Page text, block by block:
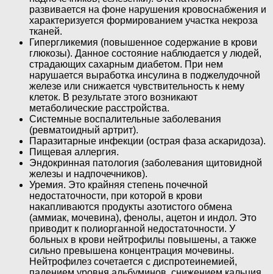
развивается на фоне нарушения кровоснабжения и
характеризуется формированием участка некроза
тканей.
Гипергликемия (повышенное содержание в крови
глюкозы). Данное состояние наблюдается у людей,
страдающих сахарным диабетом. При нем
нарушается выработка инсулина в поджелудочной
железе или снижается чувствительность к нему
клеток. В результате этого возникают
метаболические расстройства.
Системные воспалительные заболевания
(ревматоидный артрит).
Паразитарные инфекции (острая фаза аскаридоза).
Пищевая аллергия.
Эндокринная патология (заболевания щитовидной
железы и надпочечников).
Уремия. Это крайняя степень почечной
недостаточности, при которой в крови
накапливаются продукты азотистого обмена
(аммиак, мочевина), фенолы, ацетон и индол. Это
приводит к полиорганной недостаточности. У
больных в крови нейтрофилы повышены, а также
сильно превышена концентрация мочевины.
Нейтрофилез сочетается с диспротеинемией,